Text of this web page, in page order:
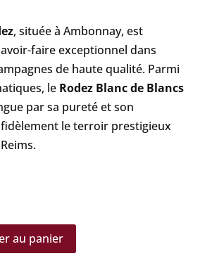
, située à Ambonnay, est
faire exceptionnel dans
de haute qualité. Parmi
le Rodez Blanc de Blancs
par sa pureté et son
le terroir prestigieux
au panier